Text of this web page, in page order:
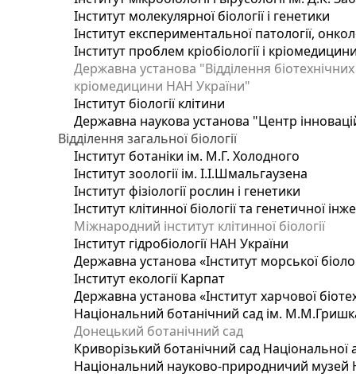
Інститут молекулярної біології і генетики
Інститут експериментальної патології,
Інститут проблем кріобіології і
Державна установа "Відділення
кріомедицини НАН України"
Інститут біології клітини
Державна наукова установа "Центр
Відділення загальної біології
Інститут ботаніки ім. М.Г. Холодного
Інститут зоології ім. І.І.Шмальгаузена
Інститут фізіології рослин і генетики
Інститут клітинної біології та генетичної
Міжнародний інститут клітинної біології
Інститут гідробіології НАН України
Державна установа «Інститут морської
Інститут екології Карпат
Державна установа «Інститут харчової
Національний ботанічний сад ім.
Донецький ботанічний сад
Криворізький ботанічний сад Національної
Національний науково-природничий музей